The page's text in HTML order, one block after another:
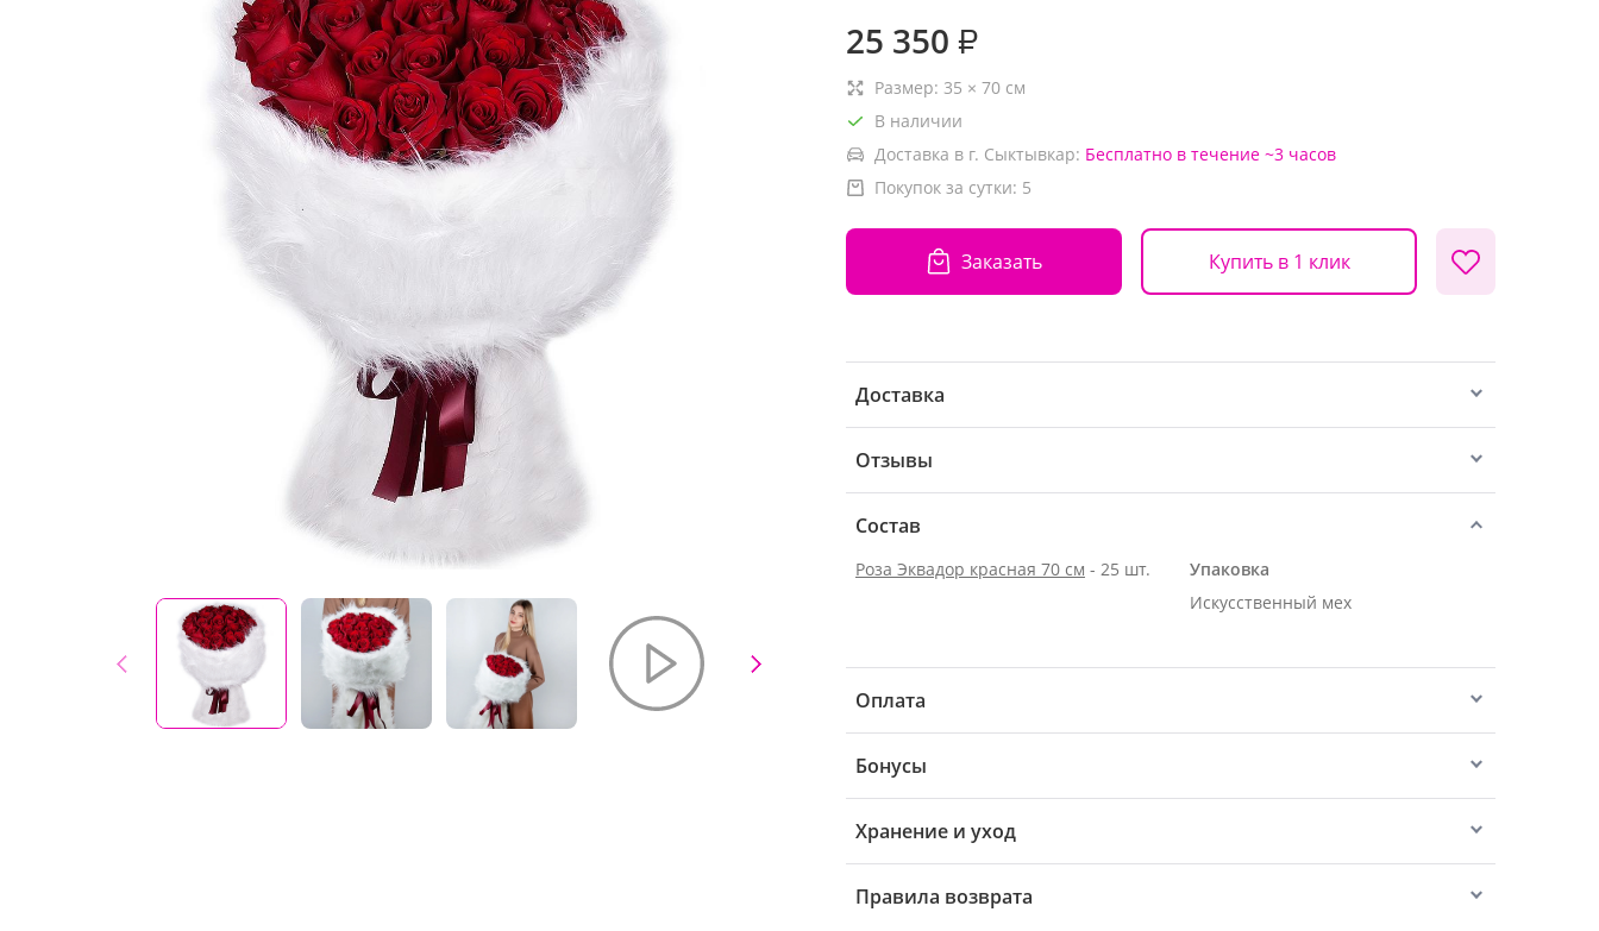
25 350 ₽
Размер: 35 × 70 см
В наличии
Доставка в г. Сыктывкар: Бесплатно в течение ~3 часов
Покупок за сутки: 5
Заказать Купить в 1 клик
Доставка
Отзывы
Состав
Роза Эквадор красная 70 см - 25 шт.
Упаковка
Искусственный мех
Оплата
Бонусы
Хранение и уход
Правила возврата